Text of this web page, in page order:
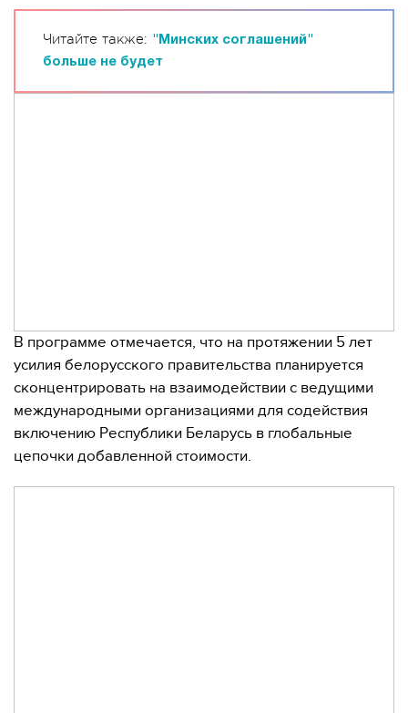
Читайте также: "Минских соглашений"
больше не будет
В программе отмечается, что на протяжении 5 лет
усилия белорусского правительства планируется
сконцентрировать на взаимодействии с ведущими
международными организациями для содействия
включению Республики Беларусь в глобальные
цепочки добавленной стоимости.